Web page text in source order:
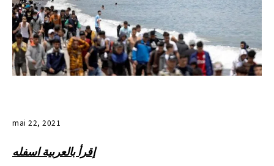
mai 22, 2021
إقرأ بالعربية اسفله